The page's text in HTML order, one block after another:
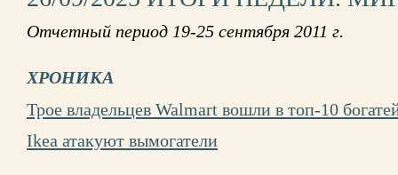
Отчетный период 19-25 сентября 2011 г.
ХРОНИКА
Трое владельцев Walmart вошли в топ-10
Ikea атакуют вымогатели